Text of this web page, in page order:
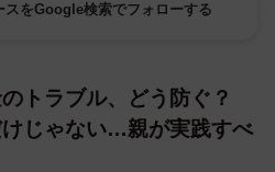
スをGoogle検索でフォローする
トラブル、どう防ぐ？
けじゃない…親が実践すべ